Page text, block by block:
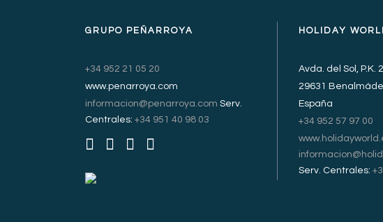
GRUPO PEÑARROYA
+34 952 21 05 20
www.penarroya.com
informacion@penarroya.com Serv.
Centrales: +34 951 40 98 03
HOLIDAY
Avda. del Sol, P.K.
29631
España
+34 952 57 97 00
Serv. Centrales: